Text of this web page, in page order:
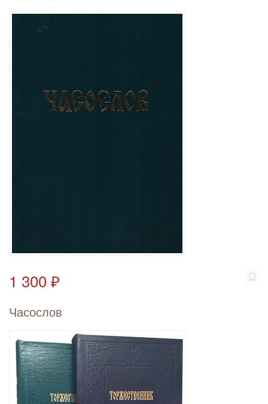
1 300 ₽
Часослов